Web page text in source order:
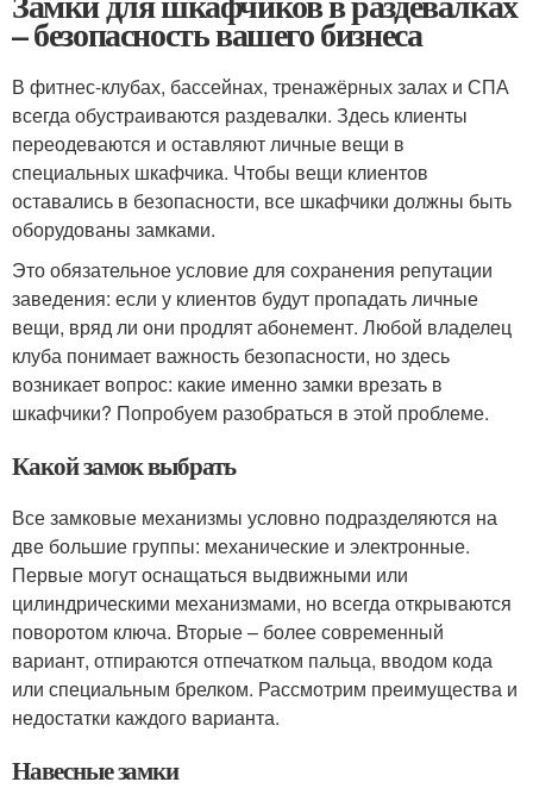
– безопасность вашего бизнеса
В фитнес-клубах, бассейнах, тренажёрных залах и СПА
всегда обустраиваются раздевалки. Здесь клиенты
переодеваются и оставляют личные вещи в
специальных шкафчика. Чтобы вещи клиентов
оставались в безопасности, все шкафчики должны быть
оборудованы замками.
Это обязательное условие для сохранения репутации
заведения: если у клиентов будут пропадать личные
вещи, вряд ли они продлят абонемент. Любой владелец
клуба понимает важность безопасности, но здесь
возникает вопрос: какие именно замки врезать в
шкафчики? Попробуем разобраться в этой проблеме.
Какой замок выбрать
Все замковые механизмы условно подразделяются на
две большие группы: механические и электронные.
Первые могут оснащаться выдвижными или
цилиндрическими механизмами, но всегда открываются
поворотом ключа. Вторые – более современный
вариант, отпираются отпечатком пальца, вводом кода
или специальным брелком. Рассмотрим преимущества и
недостатки каждого варианта.
Навесные замки